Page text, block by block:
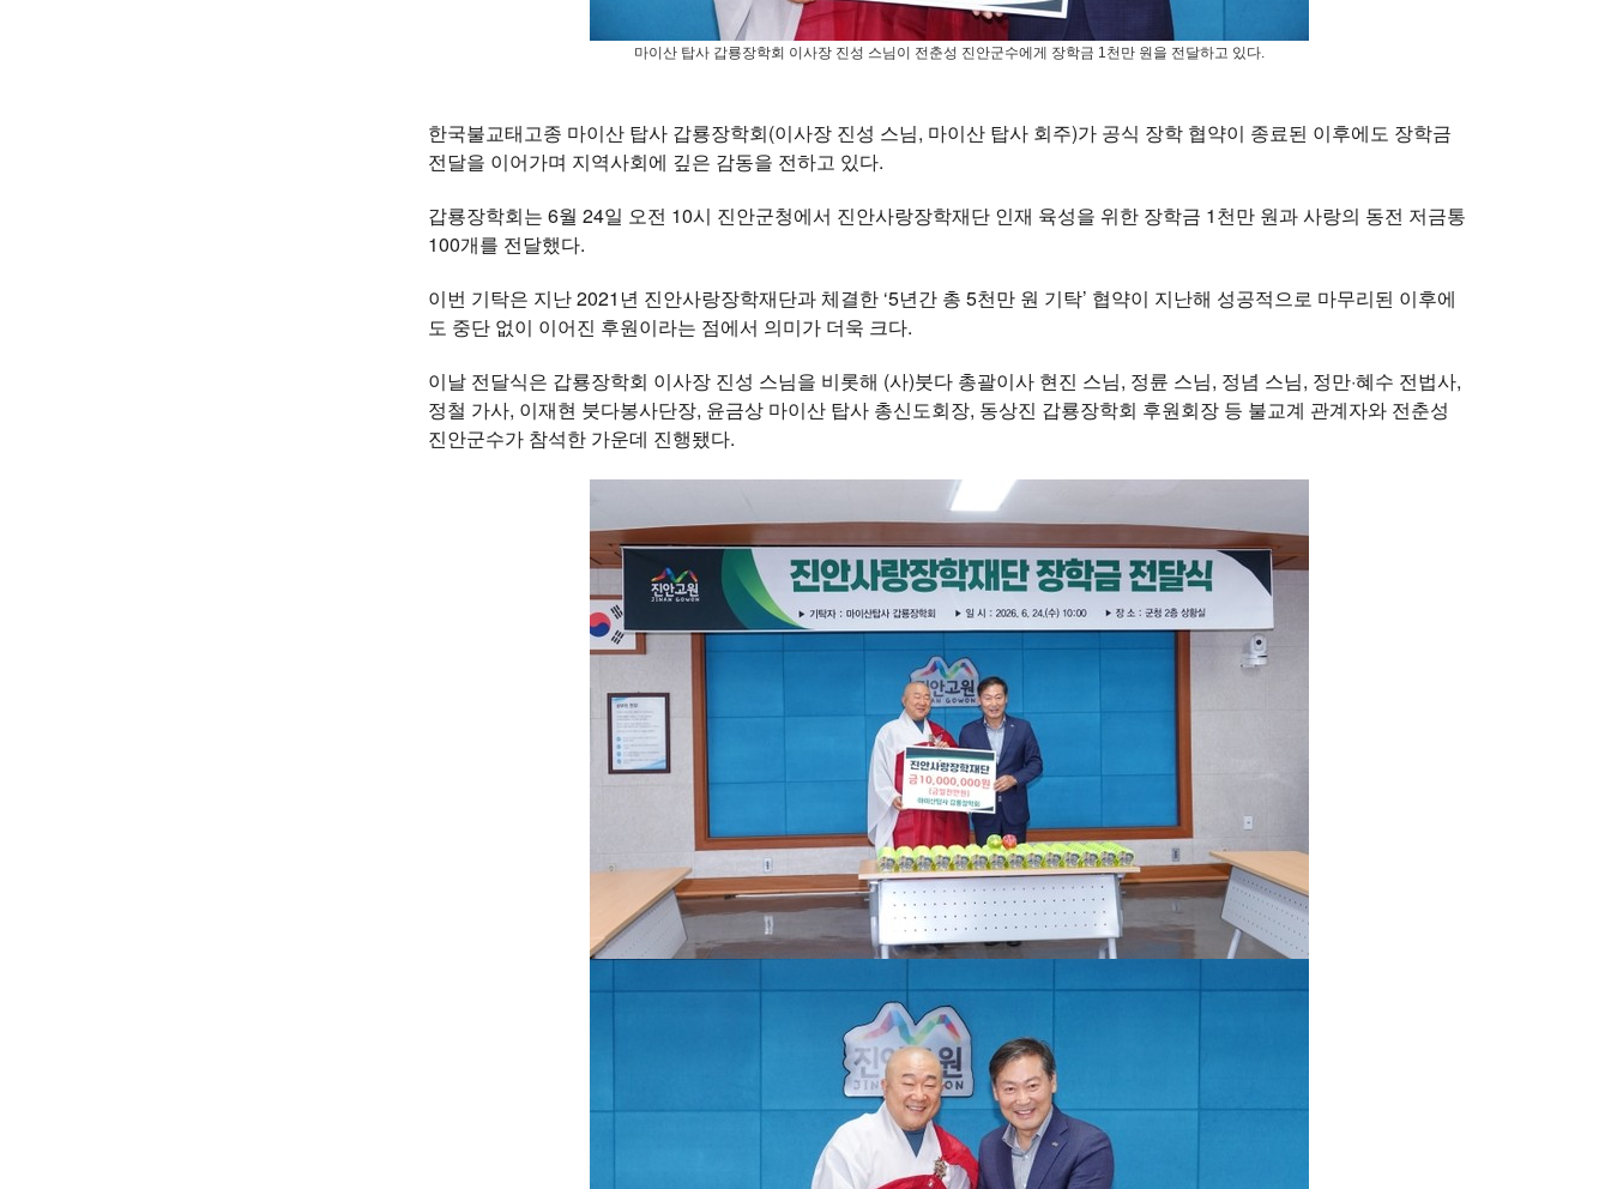
마이산 탑사 갑룡장학회 이사장 진성 스님이 전춘성 진안군수에게 장학금 1천만 원을 전달하고 있다.
한국불교태고종 마이산 탑사 갑룡장학회(이사장 진성 스님, 마이산 탑사 회주)가 공식 장학 협약이 종료된 이후에도 장학금
전달을 이어가며 지역사회에 깊은 감동을 전하고 있다.
갑룡장학회는 6월 24일 오전 10시 진안군청에서 진안사랑장학재단 인재 육성을 위한 장학금 1천만 원과 사랑의 동전 저금통
100개를 전달했다.
이번 기탁은 지난 2021년 진안사랑장학재단과 체결한 ‘5년간 총 5천만 원 기탁’ 협약이 지난해 성공적으로 마무리된 이후에
도 중단 없이 이어진 후원이라는 점에서 의미가 더욱 크다.
이날 전달식은 갑룡장학회 이사장 진성 스님을 비롯해 (사)붓다 총괄이사 현진 스님, 정륜 스님, 정념 스님, 정만·혜수 전법사,
정철 가사, 이재현 붓다봉사단장, 윤금상 마이산 탑사 총신도회장, 동상진 갑룡장학회 후원회장 등 불교계 관계자와 전춘성
진안군수가 참석한 가운데 진행됐다.